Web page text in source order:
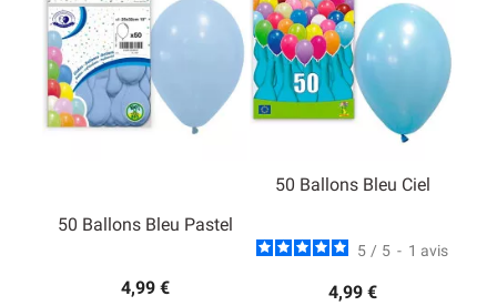
50 Ballons Bleu Pastel
4,99 €
50 Ballons Bleu Ciel
5 / 5 - 1 avis
4,99 €